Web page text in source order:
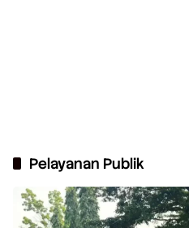
Pelayanan Publik